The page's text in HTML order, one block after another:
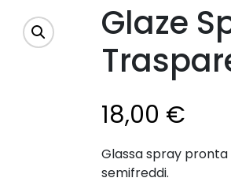
Glaze
18,00 €
Glassa spray pronta
semifreddi.